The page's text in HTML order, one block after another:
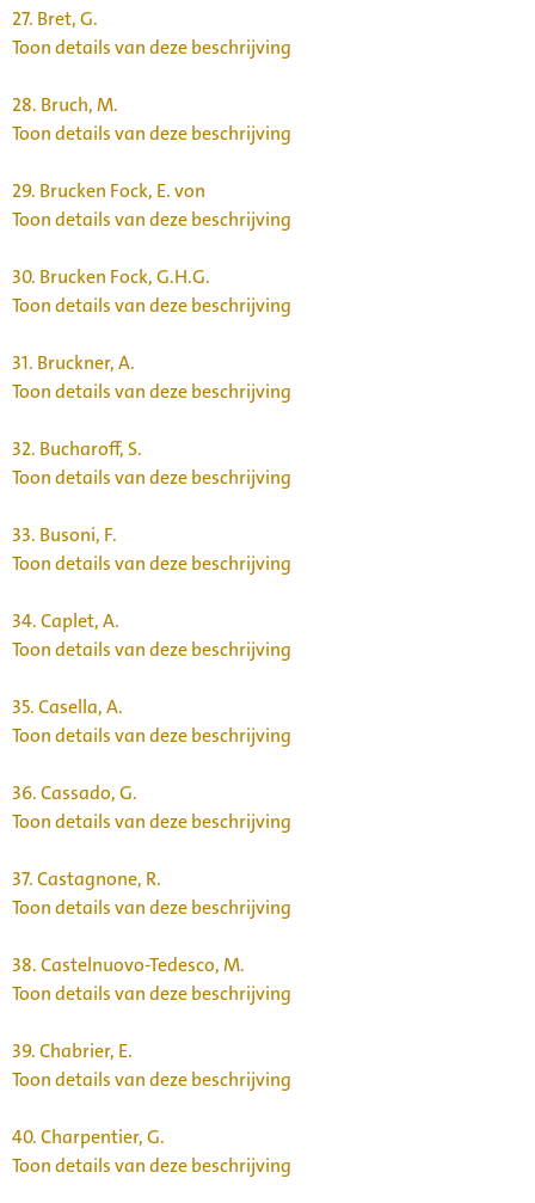
27. Bret, G.
Toon details van deze beschrijving
28. Bruch, M.
Toon details van deze beschrijving
29. Brucken Fock, E. von
Toon details van deze beschrijving
30. Brucken Fock, G.H.G.
Toon details van deze beschrijving
31. Bruckner, A.
Toon details van deze beschrijving
32. Bucharoff, S.
Toon details van deze beschrijving
33. Busoni, F.
Toon details van deze beschrijving
34.Caplet, A.
Toon details van deze beschrijving
35.Casella, A.
Toon details van deze beschrijving
36.Cassado, G.
Toon details van deze beschrijving
37.Castagnone, R.
Toon details van deze beschrijving
38.Castelnuovo-Tedesco, M.
Toon details van deze beschrijving
39.Chabrier, E.
Toon details van deze beschrijving
40.Charpentier, G.
Toon details van deze beschrijving